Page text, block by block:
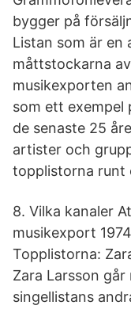
bygger på
Listan som är en
måttstockarna
musikexporten
som ett exempel
de senaste 25
artister och
topplistorna runt
8. Vilka kanaler
musikexport
Topplistorna:
Zara Larsson
singellistans